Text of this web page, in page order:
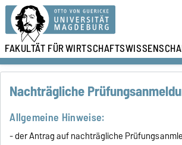
FAKULTÄT FÜR
Nachträgliche
Allgemeine Hinweise:
- der Antrag auf nachträgliche